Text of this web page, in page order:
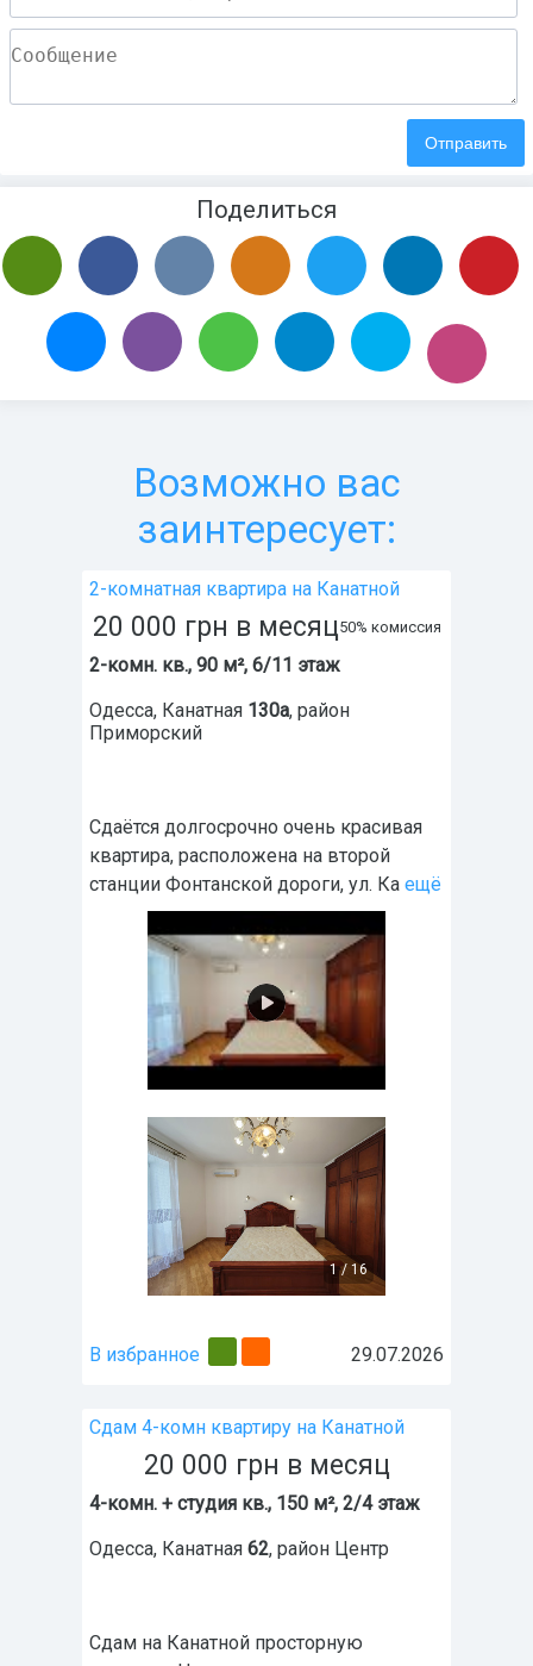
Поделиться
Возможно вас
заинтересует:
2-комнатная квартира на Канатной
20 000 грн в месяц50% комиссия
2-комн. кв., 90 м², 6/11 этаж
Одесса, Канатная 130а, район
Приморский
Сдаётся долгосрочно очень красивая
квартира, расположена на второй
станции Фонтанской дороги, ул. Ка ещё
1/ 16
В избранное 29.07.2026
Сдам 4-комн квартиру на Канатной
20 000 грн в месяц
4-комн. + студия кв., 150 м², 2/4 этаж
Одесса, Канатная 62, район Центр
Сдам на Канатной просторную